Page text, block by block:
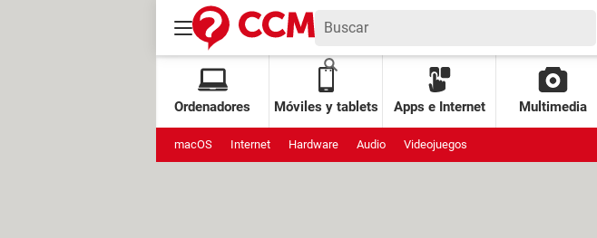
Ordenadores Móviles y tablets Apps e Internet Multimedia
macOS Internet Hardware Audio Videojuegos